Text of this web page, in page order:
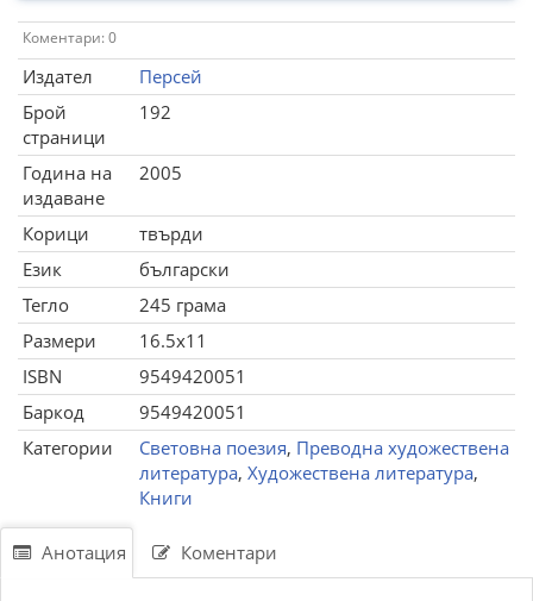
Коментари: 0
Издател
Персей
Брой
страници
192
Година на
издаване
2005
Корици
твърди
Език
български
Тегло
245 грама
Размери
16.5x11
ISBN
9549420051
Баркод
9549420051
Категории
Световна поезия, Преводна художествена
литература, Художествена литература,
Книги
Анотация Коментари